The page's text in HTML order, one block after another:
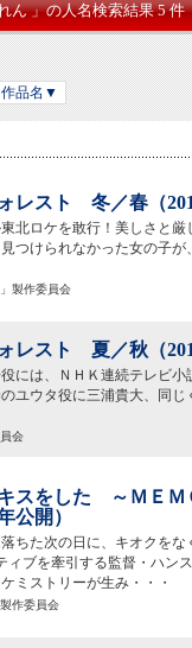
ん 」の人名検索結果 5 件
作品名▼
レスト 冬／春（
北ロケを敢行！美しさと
つけられなかった女の子
製作委員会
レスト 夏／秋（
には、ＮＨＫ連続テレビ
ユウタ役に三浦貴大、同
会
キスをした ～ＭＥ
公開）
ちた次の日に、キオクを
ィブを牽引する監督・ハン
ミストリーが生み・・・
作委員会